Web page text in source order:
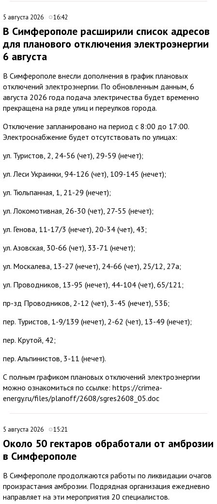
5 августа 2026 16:42
В Симферополе расширили список адресов
для планового отключения электроэнергии
6 августа
В Симферополе внесли дополнения в график плановых
отключений электроэнергии. По обновленным данным, 6
августа 2026 года подача электричества будет временно
прекращена на ряде улиц и переулков города.
Отключение запланировано на период с 8:00 до 17:00.
Электроснабжение будет отсутствовать по улицах:
ул. Туристов, 2, 24-56 (чет), 29-59 (нечет);
ул. Леси Украинки, 94-126 (чет), 109-145 (нечет);
ул. Тюльпанная, 1, 21-29 (нечет);
ул. Локомотивная, 26-30 (чет), 27-55 (нечет);
ул. Генова, 11-17/3 (нечет), 20-34 (чет), 43;
ул. Азовская, 30-66 (чет), 33-71 (нечет);
ул. Москалева, 13-27 (нечет), 24-66 (чет), 25/12, 27а;
ул. Проводников, 13-95 (нечет), 44-104 (чет), 65/121;
пр-зд Проводников, 2-12 (чет), 3-45 (нечет), 53Б;
пер. Туристов, 1-9/139 (нечет), 2-62 (чет), 13-49 (нечет);
пер. Крутой, 42;
пер. Альпинистов, 3-11 (нечет).
С полным графиком плановых отключений электроэнергии
можно ознакомиться по ссылке: https://crimea-
energy.ru/files/planoff/2608/sgres2608_05.doc
5 августа 2026 15:21
Около 50 гектаров обработали от амброзии
в Симферополе
В Симферополе продолжаются работы по ликвидации очагов
произрастания амброзии. Подрядная организация ежедневно
направляет на эти мероприятия 20 специалистов.